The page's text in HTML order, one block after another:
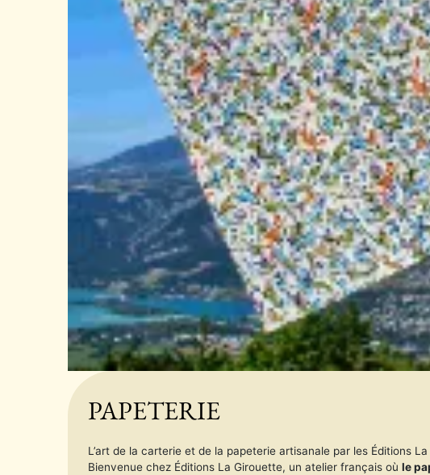
PAPETERIE
L’art de la carterie et de la papeterie artisanale par les Éditions
Bienvenue chez Éditions La Girouette, un atelier français oùle